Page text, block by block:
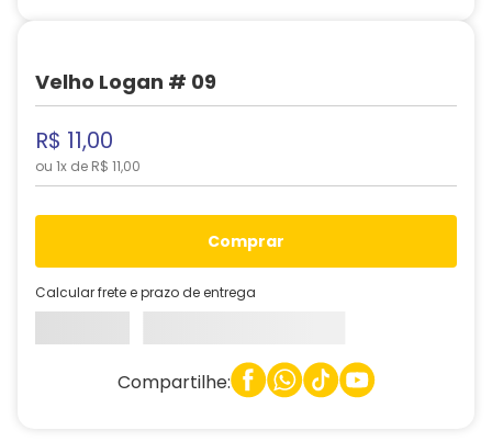
Velho Logan # 09
R$ 11,00
ou 1x de R$ 11,00
comprar
Calcular frete e prazo de entrega
Compartilhe: